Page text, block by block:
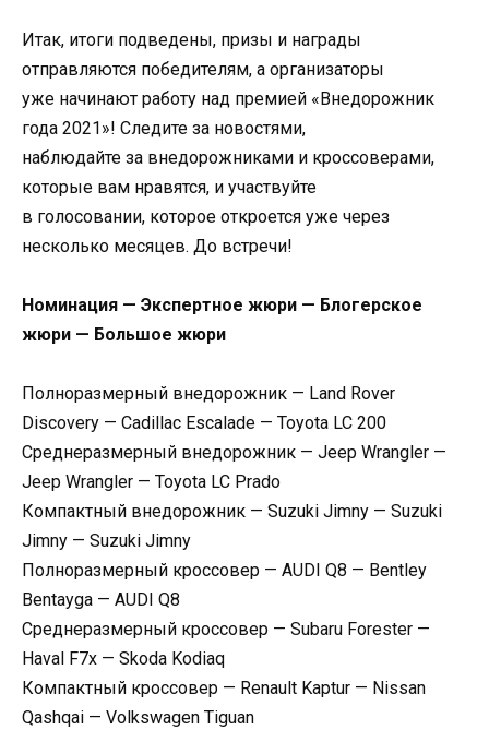
Итак, итоги подведены, призы и награды
отправляются победителям, а организаторы
уже начинают работу над премией «Внедорожник
года 2021»! Следите за новостями,
наблюдайте за внедорожниками и кроссоверами,
которые вам нравятся, и участвуйте
в голосовании, которое откроется уже через
несколько месяцев. До встречи!
Номинация — Экспертное жюри — Блогерское
жюри — Большое жюри
Полноразмерный внедорожник — Land Rover
Discovery — Cadillac Escalade — Toyota LC 200
Среднеразмерный внедорожник — Jeep Wrangler —
Jeep Wrangler — Toyota LC Prado
Компактный внедорожник — Suzuki Jimny — Suzuki
Jimny — Suzuki Jimny
Полноразмерный кроссовер — AUDI Q8 — Bentley
Bentayga — AUDI Q8
Среднеразмерный кроссовер — Subaru Forester —
Haval F7x — Skoda Kodiaq
Компактный кроссовер — Renault Kaptur — Nissan
Qashqai — Volkswagen Tiguan